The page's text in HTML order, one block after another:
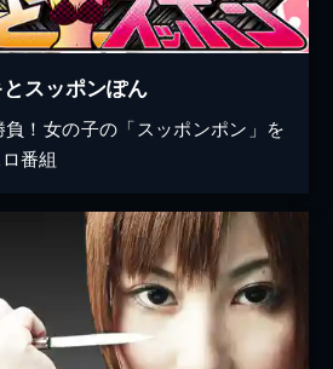
スッポンぽん
！女の子の「スッポンポン」を
番組